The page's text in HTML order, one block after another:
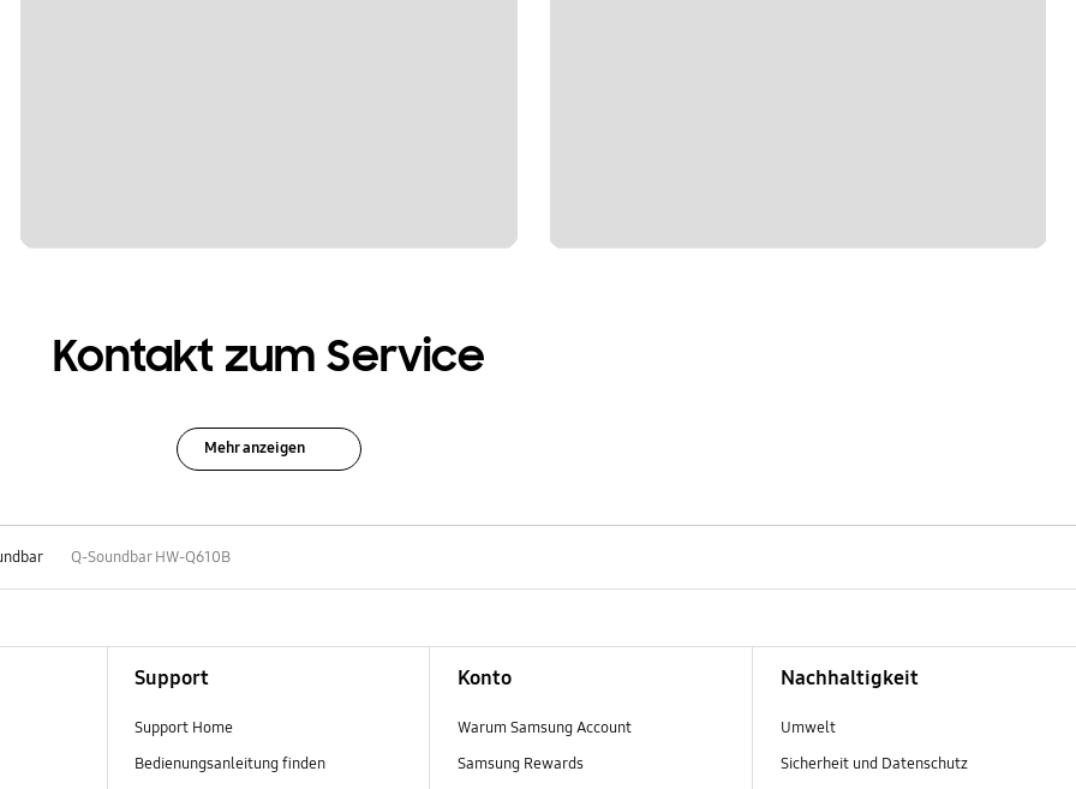
Kontakt zum Service
Mehr anzeigen
Q-Soundbar HW-Q610B
Support
Support Home
Bedienungsanleitung finden
Konto
Warum Samsung Account
Samsung Rewards
Nachhaltigkeit
Umwelt
Sicherheit und Datenschutz